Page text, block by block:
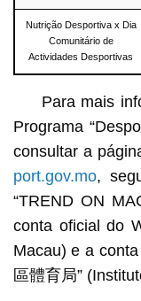
Nutrição Desportiva x Dia
Comunitário de
Actividades Desportivas
Para mais
Programa
consultar a
port.gov.mo,
“TREND ON
conta oficial do
Macau) e a
區體育局”